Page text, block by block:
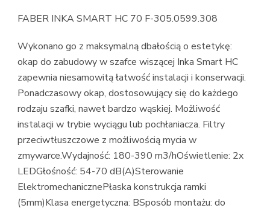
FABER INKA SMART HC 70 F-305.0599.308
Wykonano go z maksymalną dbałością o estetykę:
okap do zabudowy w szafce wiszącej Inka Smart HC
zapewnia niesamowitą łatwość instalacji i konserwacji.
Ponadczasowy okap, dostosowujący się do każdego
rodzaju szafki, nawet bardzo wąskiej. Możliwość
instalacji w trybie wyciągu lub pochłaniacza. Filtry
przeciwtłuszczowe z możliwością mycia w
zmywarce.Wydajność: 180-390 m3/hOświetlenie: 2x
LEDGłośność: 54-70 dB(A)Sterowanie
ElektromechanicznePłaska konstrukcja ramki
(5mm)Klasa energetyczna: BSposób montażu: do